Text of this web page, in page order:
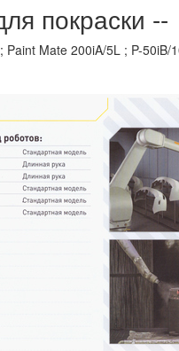
покраски --
Mate 200iA/5L ; P-